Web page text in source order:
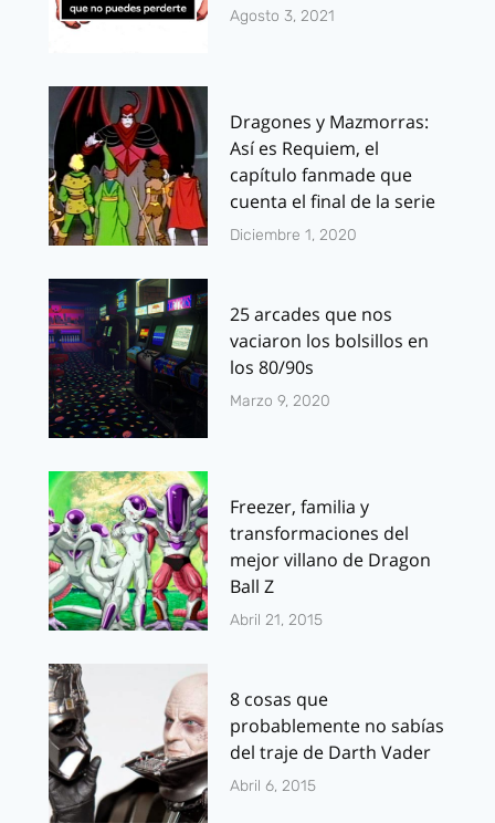
Agosto 3, 2021
Dragones y Mazmorras:
Así es Requiem, el
capítulo fanmade que
cuenta el final de la serie
Diciembre 1, 2020
25 arcades que nos
vaciaron los bolsillos en
los 80/90s
Marzo 9, 2020
Freezer, familia y
transformaciones del
mejor villano de Dragon
Ball Z
Abril 21, 2015
8 cosas que
probablemente no sabías
del traje de Darth Vader
Abril 6, 2015